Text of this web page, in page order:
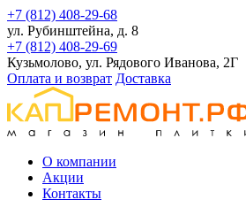
+7 (812) 408-29-68
ул. Рубинштейна, д. 8
+7 (812) 408-29-69
Кузьмолово, ул. Рядового Иванова, 2Г
Оплата и возврат Доставка
О компании
Акции
Контакты